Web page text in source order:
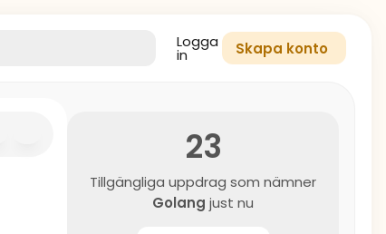
Logga
in Skapa konto
23
Tillgängliga uppdrag som nämner
Golang just nu